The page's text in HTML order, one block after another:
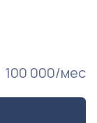
100 000/мес